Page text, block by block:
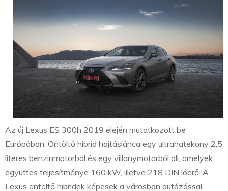
Az új Lexus ES 300h 2019 elején mutatkozott be
Európában. Öntöltő hibrid hajtáslánca egy ultrahatékony 2,5
literes benzinmotorból és egy villanymotorból áll, amelyek
együttes teljesítménye 160 kW, illetve 218 DIN lóerő. A
Lexus öntöltő hibridek képesek a városban autózással